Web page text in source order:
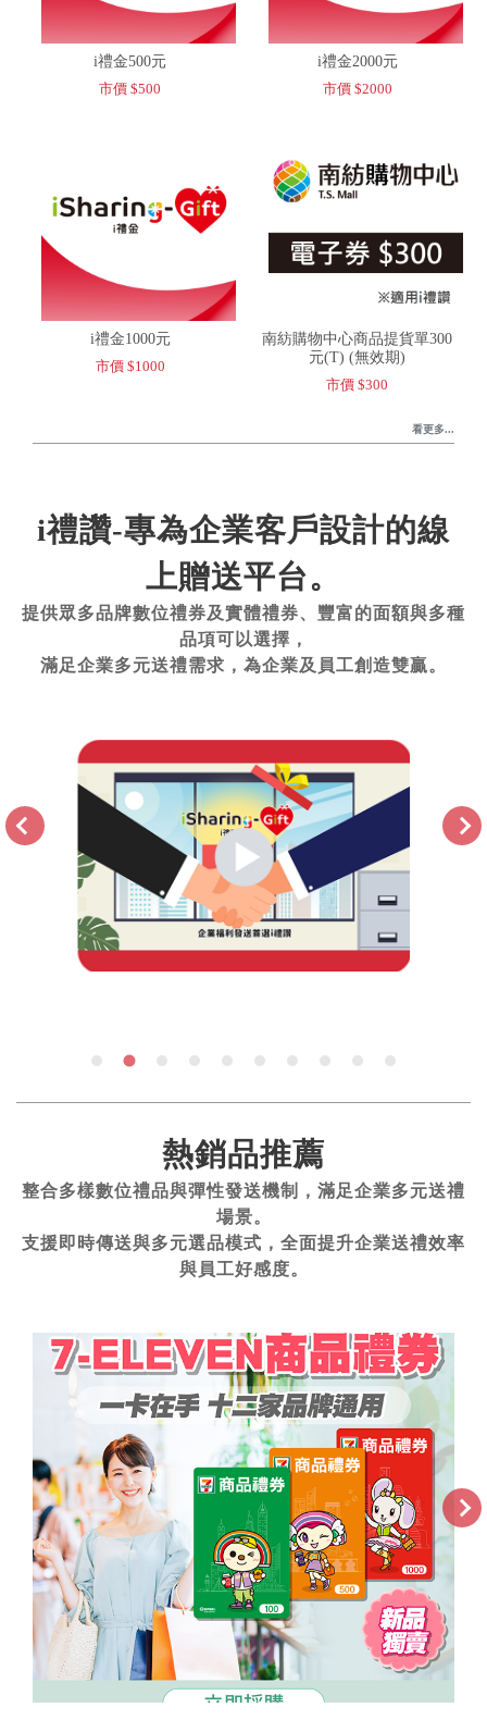
i禮金500元
市價 $500
i禮金2000元
市價 $2000
i禮金1000元
市價 $1000
南紡購物中心商品提貨單300
元(T) (無效期)
市價 $300
看更多...
i禮讚-專為企業客戶設計的線
上贈送平台。
提供眾多品牌數位禮券及實體禮券、豐富的面額與多種
品項可以選擇，
滿足企業多元送禮需求，為企業及員工創造雙贏。
熱銷品推薦
整合多樣數位禮品與彈性發送機制，滿足企業多元送禮
場景。
支援即時傳送與多元選品模式，全面提升企業送禮效率
與員工好感度。